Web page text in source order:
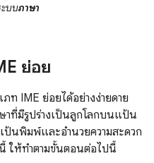
ะบบภาษา
ย่อย
ท IME ย่อยได้อย่างง่ายดาย
าที่มีรูปร่างเป็นลูกโลกบนแป้น
ป้นพิมพ์และอำนวยความสะดวก
ให้ทำตามขั้นตอนต่อไปนี้